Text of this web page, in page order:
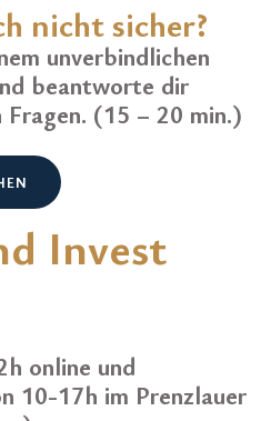
nicht sicher?
unverbindlichen
beantworte dir
Fragen. (15 – 20 min.)
Invest
online und
10-17h im Prenzlauer